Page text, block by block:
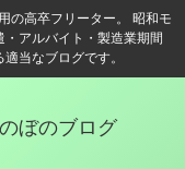
の高卒フリーター。 昭和モ
アルバイト・製造業期間
当なブログです。
ぼのブログ